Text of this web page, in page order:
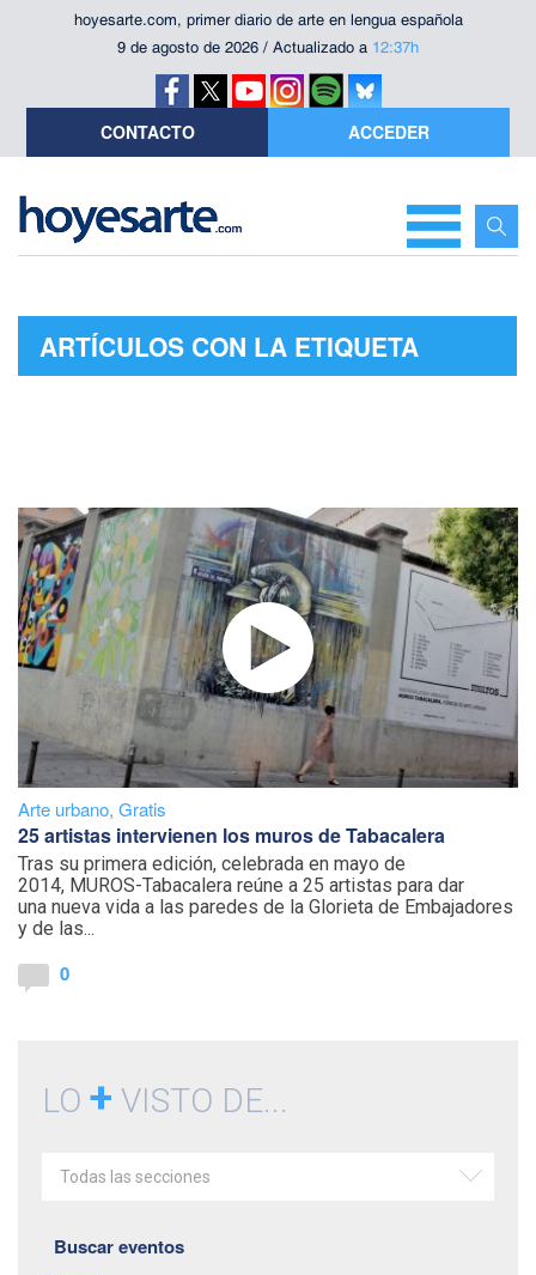
hoyesarte.com, primer diario de arte en lengua española
9 de agosto de 2026 / Actualizado a 12:37h
CONTACTO ACCEDER
ARTÍCULOS CON LA ETIQUETA
Arte urbano, Gratis
25 artistas intervienen los muros de Tabacalera
Tras su primera edición, celebrada en mayo de
2014, MUROS-Tabacalera reúne a 25 artistas para dar
una nueva vida a las paredes de la Glorieta de Embajadores
y de las...
0
LO + VISTO DE...
Todas las secciones
Buscar eventos